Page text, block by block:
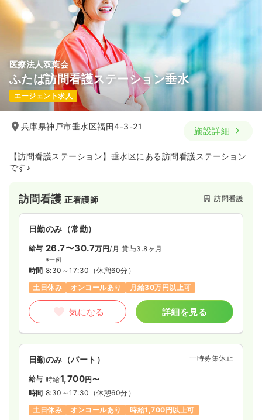
医療法人双葉会
ふたば訪問看護ステーション垂水
エージェント求人
兵庫県神戸市垂水区福田4-3-21 施設詳細
【訪問看護ステーション】垂水区にある訪問看護ステーション
です♪
訪問看護正看護師 訪問看護
日勤のみ（常勤）
給与 26.7〜30.7万円/月 賞与3.8ヶ月
※一例
時間 8:30～17:30 （休憩60分）
土日休み
オンコールあり 月給30万円以上可
気になる 詳細を見る
日勤のみ（パート） 一時募集休止
給与 時給1,700円〜
時間 8:30～17:30 （休憩60分）
土日休み
オンコールあり 時給1,700円以上可